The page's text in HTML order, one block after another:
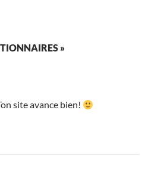
»
site avance bien!